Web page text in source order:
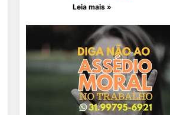
Leia mais »